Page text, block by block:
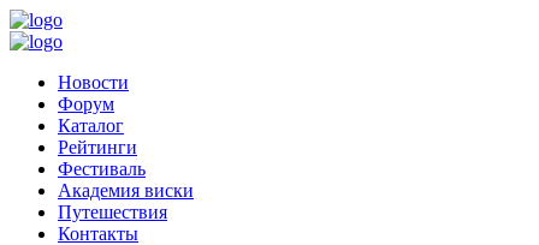
Новости
Форум
Каталог
Рейтинги
Фестиваль
Академия виски
Путешествия
Контакты